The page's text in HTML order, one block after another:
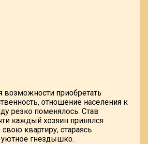
возможности приобретать
отношение населения к
резко поменялось. Став
каждый хозяин принялся
свою квартиру, стараясь
уютное гнездышко.